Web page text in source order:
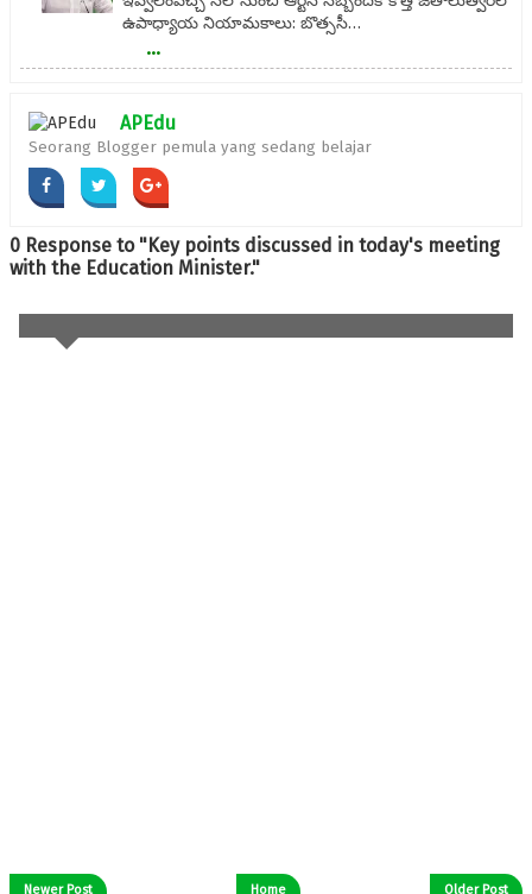
ఉపాధ్యాయ నియామకాలు: బొత్ససీ…
...
APEdu
Seorang Blogger pemula yang sedang belajar
0 Response to "Key points discussed in today's meeting
with the Education Minister."
Newer Post Older Post
Home